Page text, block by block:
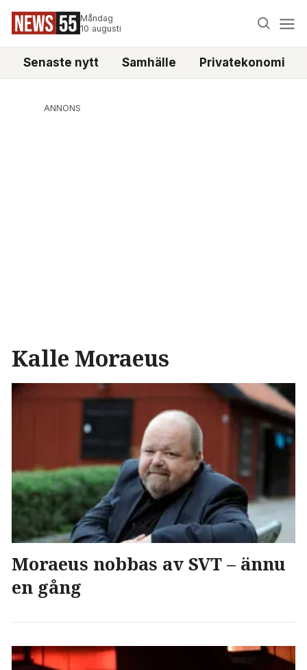
Måndag
10 augusti
Senaste nytt Samhälle Privatekonomi
ANNONS
Kalle Moraeus
Moraeus nobbas av SVT – ännu
en gång